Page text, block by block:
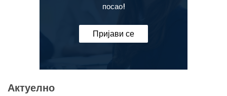
посао!
Пријави се
Актуелно